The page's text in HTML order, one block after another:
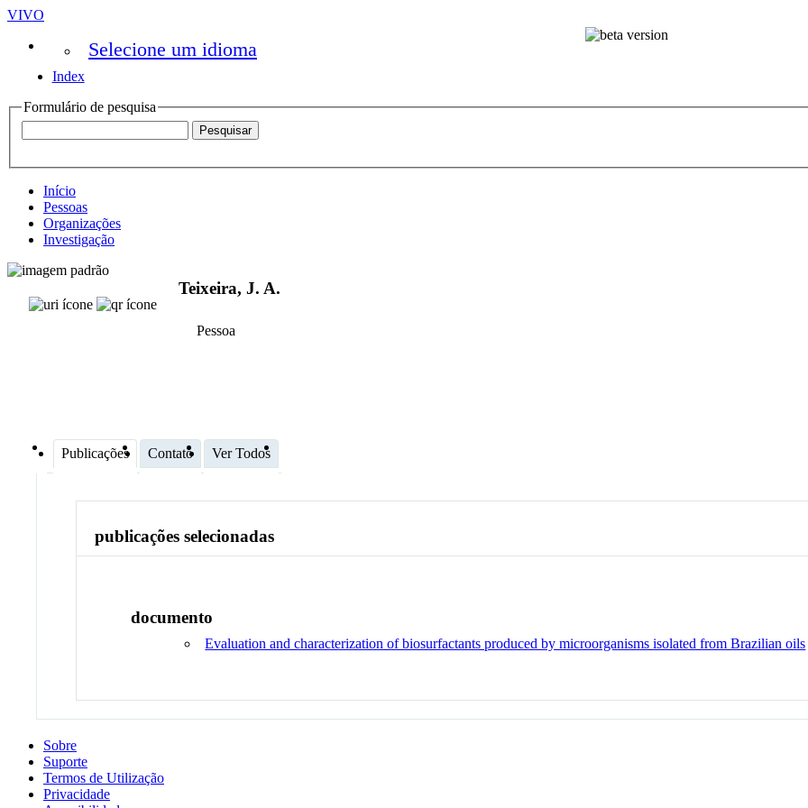
VIVO
Selecione um idioma
Index
Formulário de pesquisa
Início
Pessoas
Organizações
Investigação
Teixeira, J. A.
Pessoa
Publicações Contato Ver Todos
publicações selecionadas
documento
Evaluation and characterization of biosurfactants produced by microorganisms isolated from Brazilian oils
Sobre
Suporte
Termos de Utilização
Privacidade